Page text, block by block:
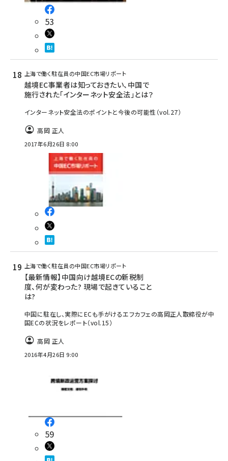
53
上海で働く駐在員の中国EC市場リポート
越境EC事業者は知っておきたい、中国で
施行された「インターネット安全法」とは？
インターネット安全法のポイントと今後の可能性（vol.27）
高岡 正人
2017年6月26日 8:00
上海で働く駐在員の中国EC市場リポート
【最新情報】中国向け越境ECの新税制
度、何が変わった? 現場で起きていること
は?
中国に駐在し、実際にECも手がけるエフカフェの高岡正人取締役が中
国ECの状況をレポート（vol.15）
高岡 正人
2016年4月26日 9:00
59